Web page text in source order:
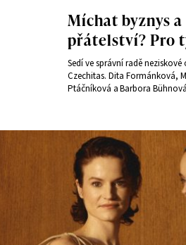
Míchat byznys a
přátelství? Pro
ženy z
sisterhood
úspěchu
Sedí ve správní radě
Czechitas. Dita Formánková,
Ptáčníková a Barbora
Sisterhood Treasure od
oslavuje vzájemnou podporu